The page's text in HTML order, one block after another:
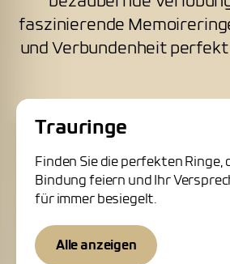
faszinierende
und Verbundenheit
Trauringe
Finden Sie die perfekten Ringe,
Bindung feiern und Ihr
für immer besiegelt.
Alle anzeigen